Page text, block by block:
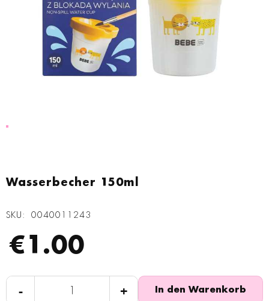
Wasserbecher 150ml
SKU 0040011243
€1.00
- + In den Warenkorb
Anfang
springen